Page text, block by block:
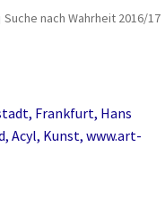
Suche nach Wahrheit 2016/17